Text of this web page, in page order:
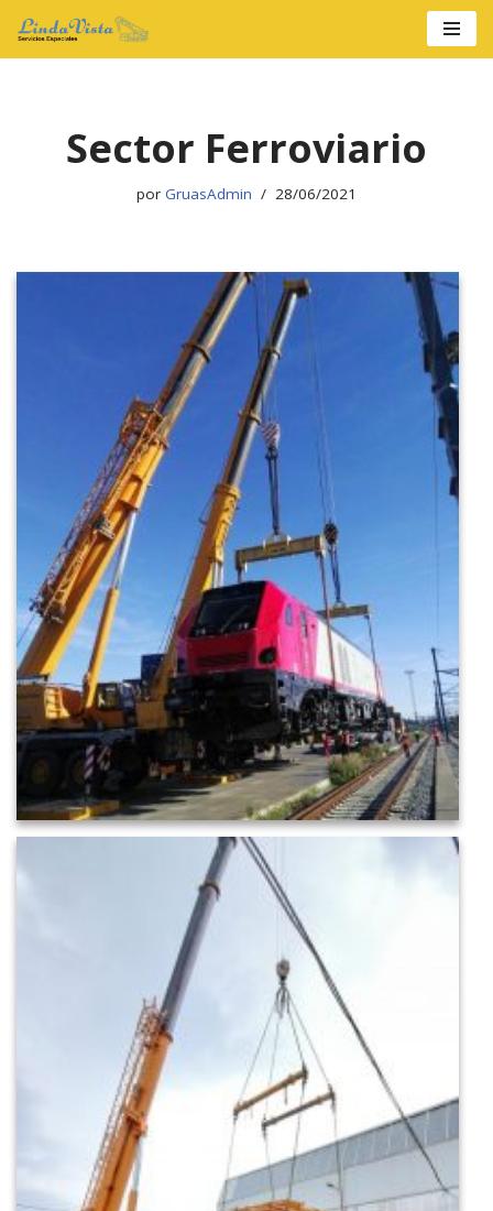
Saltar
Sector Ferroviario
por GruasAdmin 28/06/2021